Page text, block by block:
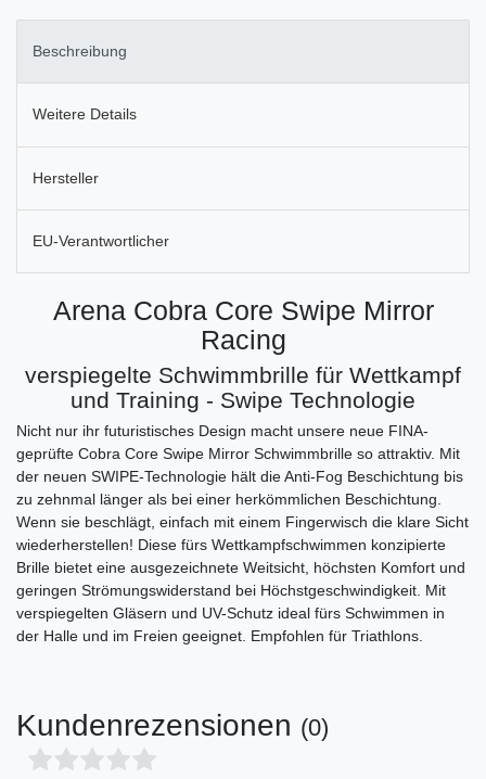
Beschreibung
Weitere Details
Hersteller
EU-Verantwortlicher
Arena Cobra Core Swipe Mirror
Racing
verspiegelte Schwimmbrille für Wettkampf
und Training - Swipe Technologie
Nicht nur ihr futuristisches Design macht unsere neue FINA-
geprüfte Cobra Core Swipe Mirror Schwimmbrille so attraktiv. Mit
der neuen SWIPE-Technologie hält die Anti-Fog Beschichtung bis
zu zehnmal länger als bei einer herkömmlichen Beschichtung.
Wenn sie beschlägt, einfach mit einem Fingerwisch die klare Sicht
wiederherstellen! Diese fürs Wettkampfschwimmen konzipierte
Brille bietet eine ausgezeichnete Weitsicht, höchsten Komfort und
geringen Strömungswiderstand bei Höchstgeschwindigkeit. Mit
verspiegelten Gläsern und UV-Schutz ideal fürs Schwimmen in
der Halle und im Freien geeignet. Empfohlen für Triathlons.
Kundenrezensionen (0)